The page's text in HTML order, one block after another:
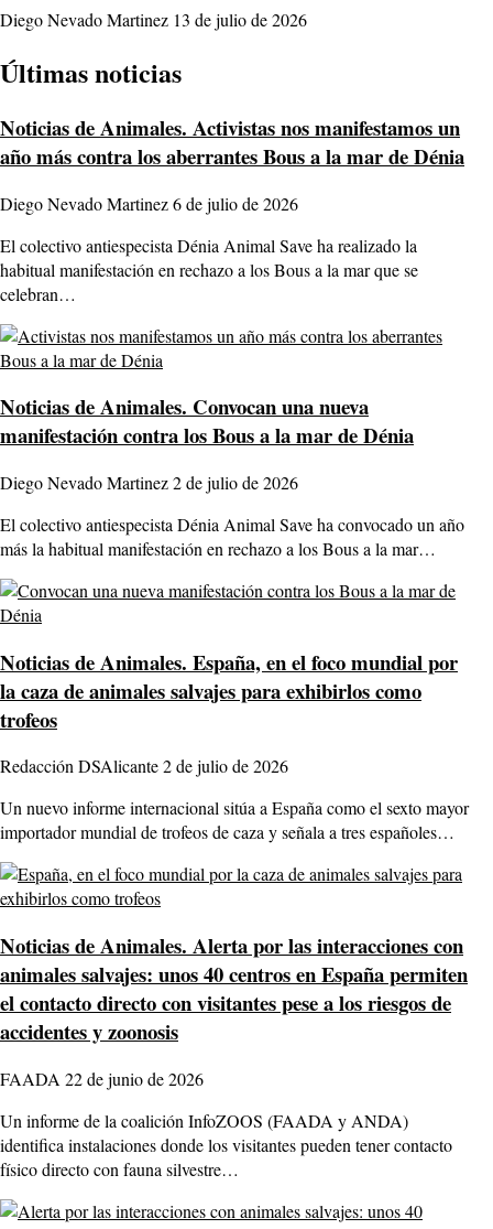
Diego Nevado Martinez 13 de julio de 2026
Últimas noticias
Noticias de Animales. Activistas nos manifestamos un
año más contra los aberrantes Bous a la mar de Dénia
Diego Nevado Martinez6 de julio de 2026
El colectivo antiespecista Dénia Animal Save ha realizado la
habitual manifestación en rechazo a los Bous a la mar que se
celebran…
Noticias de Animales. Convocan una nueva
manifestación contra los Bous a la mar de Dénia
Diego Nevado Martinez2 de julio de 2026
El colectivo antiespecista Dénia Animal Save ha convocado un año
más la habitual manifestación en rechazo a los Bous a la mar…
Noticias de Animales. España, en el foco mundial por
la caza de animales salvajes para exhibirlos como
trofeos
Redacción DSAlicante2 de julio de 2026
Un nuevo informe internacional sitúa a España como el sexto mayor
importador mundial de trofeos de caza y señala a tres españoles…
Noticias de Animales. Alerta por las interacciones con
animales salvajes: unos 40 centros en España permiten
el contacto directo con visitantes pese a los riesgos de
accidentes y zoonosis
FAADA 22 de junio de 2026
Un informe de la coalición InfoZOOS (FAADA y ANDA)
identifica instalaciones donde los visitantes pueden tener contacto
físico directo con fauna silvestre…